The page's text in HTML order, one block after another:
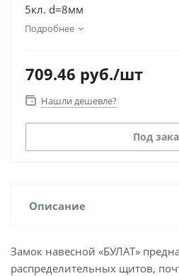
5кл. d=8мм
Подробнее
709.46 руб./шт
Нашли дешевле?
Под
Описание
Замок навесной «БУЛАТ»
распределительных щитов,